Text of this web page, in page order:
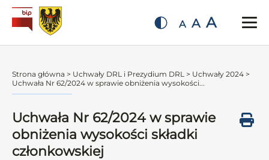
A A A
Strona główna > Uchwały DRL i Prezydium DRL > Uchwały 2024 >
Uchwała Nr 62/2024 w sprawie obniżenia wysokości...
Uchwała Nr 62/2024 w sprawie
obniżenia wysokości składki
członkowskiej